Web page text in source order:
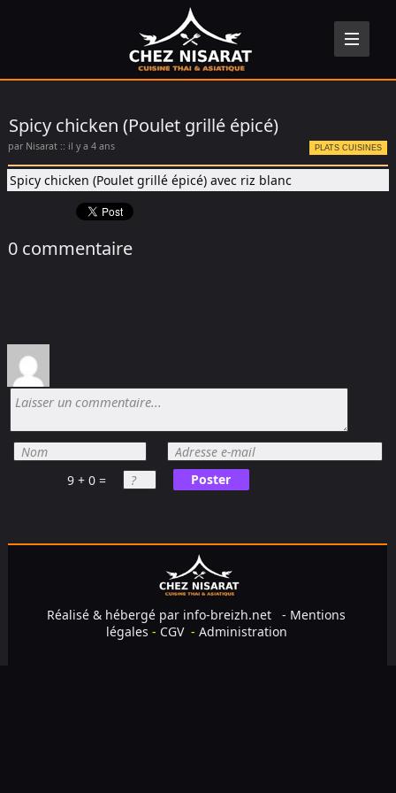
Spicy chicken (Poulet grillé épicé)
par Nisarat :: il y a 4 ans PLATS CUISINES
Spicy chicken (Poulet grillé épicé) avec riz blanc
0 commentaire
9 + 0 = Poster
Réalisé & hébergé par info-breizh.net - Mentions
légales - CGV- Administration